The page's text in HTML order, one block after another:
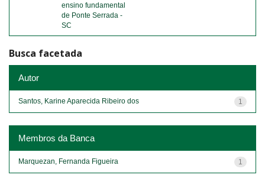
ensino fundamental
de Ponte Serrada -
SC
Busca facetada
Autor
1
Santos, Karine Aparecida Ribeiro dos
Membros da Banca
1
Marquezan, Fernanda Figueira